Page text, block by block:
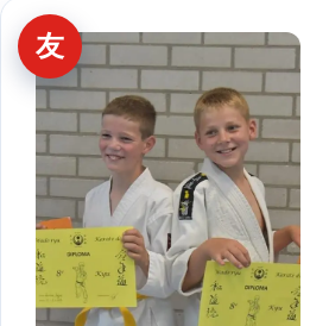
友